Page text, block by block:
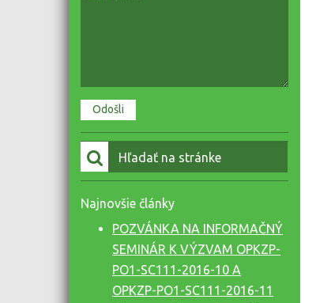
Vyhľadať:
Najnovšie články
POZVÁNKA NA INFORMAČNÝ
SEMINÁR K VÝZVAM OPKZP-
PO1-SC111-2016-10 A
OPKZP-PO1-SC111-2016-11